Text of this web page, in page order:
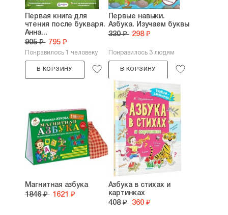
Первая книга для
чтения после букваря.
Анна...
905 ₽ 795 ₽
Понравилось 1 человеку
В КОРЗИНУ
Первые навыки.
Азбука. Изучаем буквы
330 ₽ 298 ₽
Понравилось 3 людям
В КОРЗИНУ
Магнитная азбука
1846 ₽ 1621 ₽
Азбука в стихах и
картинках
408 ₽ 360 ₽